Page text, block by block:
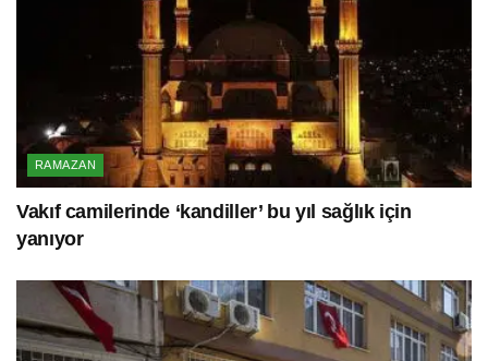
RAMAZAN
Vakıf camilerinde ‘kandiller’ bu yıl sağlık için
yanıyor